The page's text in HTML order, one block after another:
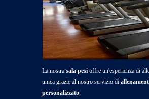
La nostra sala pesi offre un'esperienza di
unica grazie al nostro servizio di
personalizzato.